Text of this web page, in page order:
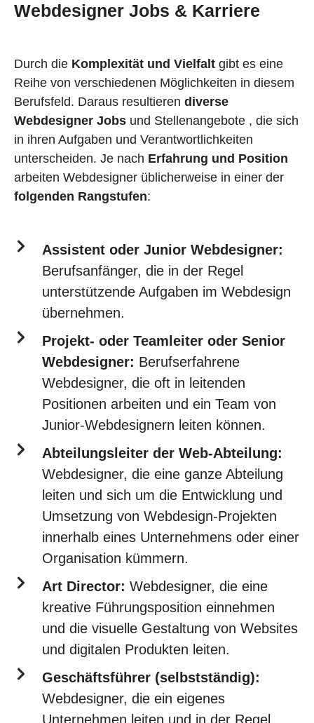
Webdesigner Jobs & Karriere
Durch die Komplexität und Vielfalt gibt es eine
Reihe von verschiedenen Möglichkeiten in diesem
Berufsfeld. Daraus resultieren diverse
Webdesigner Jobs und Stellenangebote , die sich
in ihren Aufgaben und Verantwortlichkeiten
unterscheiden. Je nach Erfahrung und Position
arbeiten Webdesigner üblicherweise in einer der
folgenden Rangstufen:
Assistent oder Junior Webdesigner:
Berufsanfänger, die in der Regel
unterstützende Aufgaben im Webdesign
übernehmen.
Projekt- oder Teamleiter oder Senior
Webdesigner: Berufserfahrene
Webdesigner, die oft in leitenden
Positionen arbeiten und ein Team von
Junior-Webdesignern leiten können.
Abteilungsleiter der Web-Abteilung:
Webdesigner, die eine ganze Abteilung
leiten und sich um die Entwicklung und
Umsetzung von Webdesign-Projekten
innerhalb eines Unternehmens oder einer
Organisation kümmern.
Art Director: Webdesigner, die eine
kreative Führungsposition einnehmen
und die visuelle Gestaltung von Websites
und digitalen Produkten leiten.
Geschäftsführer (selbstständig):
Webdesigner, die ein eigenes
Unternehmen leiten und in der Regel